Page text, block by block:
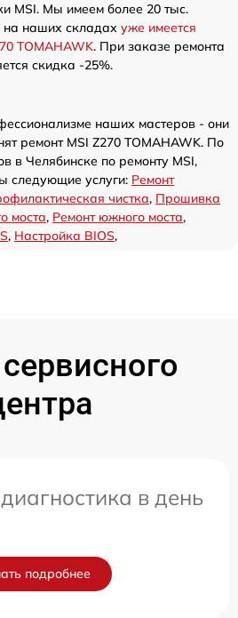
MSI. Мы имеем более 20 тыс.
на наших складах уже имеется
TOMAHAWK. При заказе ремонта
скидка -25%.
наших мастеров - они
ремонт MSI Z270 TOMAHAWK. По
в Челябинске по ремонту MSI,
следующие услуги: Ремонт
чистка, Прошивка
моста, Ремонт южного моста,
, Настройка BIOS,
в день
подробнее